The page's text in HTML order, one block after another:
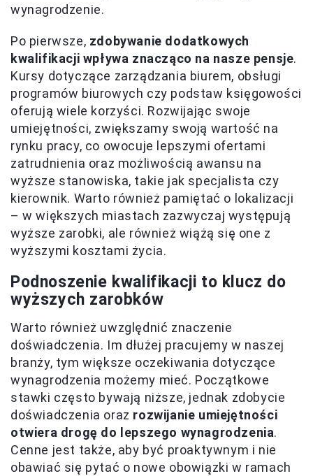
wynagrodzenie.
Po pierwsze, zdobywanie dodatkowych
kwalifikacji wpływa znacząco na nasze pensje.
Kursy dotyczące zarządzania biurem, obsługi
programów biurowych czy podstaw księgowości
oferują wiele korzyści. Rozwijając swoje
umiejętności, zwiększamy swoją wartość na
rynku pracy, co owocuje lepszymi ofertami
zatrudnienia oraz możliwością awansu na
wyższe stanowiska, takie jak specjalista czy
kierownik. Warto również pamiętać o lokalizacji
– w większych miastach zazwyczaj występują
wyższe zarobki, ale również wiążą się one z
wyższymi kosztami życia.
Podnoszenie kwalifikacji to klucz do
wyższych zarobków
Warto również uwzględnić znaczenie
doświadczenia. Im dłużej pracujemy w naszej
branży, tym większe oczekiwania dotyczące
wynagrodzenia możemy mieć. Początkowe
stawki często bywają niższe, jednak zdobycie
doświadczenia oraz rozwijanie umiejętności
otwiera drogę do lepszego wynagrodzenia.
Cenne jest także, aby być proaktywnym i nie
obawiać się pytać o nowe obowiązki w ramach